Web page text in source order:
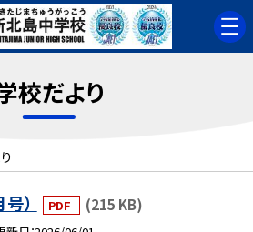
校だより
） PDF (215 KB)